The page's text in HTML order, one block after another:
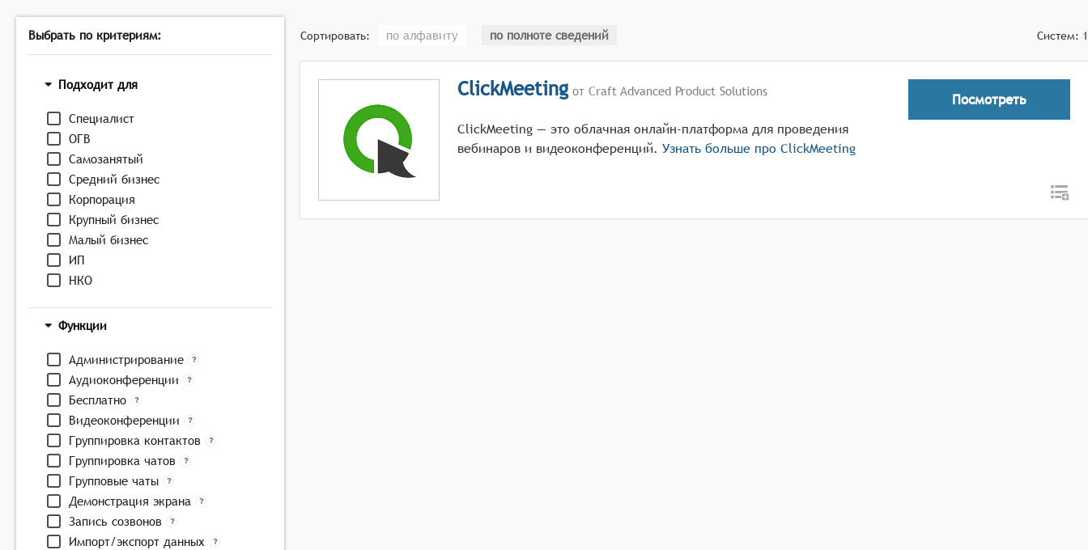
Выбрать по критериям:
Подходит для
Специалист
ОГВ
Самозанятый
Средний бизнес
Корпорация
Крупный бизнес
Малый бизнес
ИП
НКО
Функции
Администрирование
Аудиоконференции
Бесплатно
Видеоконференции
Группировка контактов
Группировка чатов
Групповые чаты
Демонстрация экрана
Запись созвонов
Импорт/экспорт данных
Сортировать: по алфавиту по полноте сведений Систем: 1
ClickMeeting от Craft Advanced Product Solutions
ClickMeeting — это облачная онлайн-платформа для проведения
вебинаров и видеоконференций. Узнать больше про ClickMeeting
Посмотреть